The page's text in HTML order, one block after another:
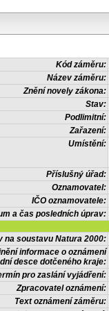
Kód záměru:
Název záměru:
Znění novely zákona:
Stav:
Podlimitní:
Zařazení:
Umístění:
Příslušný úřad:
Oznamovatel:
IČO oznamovatele:
a čas posledních úprav:
na soustavu Natura 2000:
informace o oznámení
desce dotčeného kraje:
pro zaslání vyjádření:
Zpracovatel oznámení:
Text oznámení záměru: